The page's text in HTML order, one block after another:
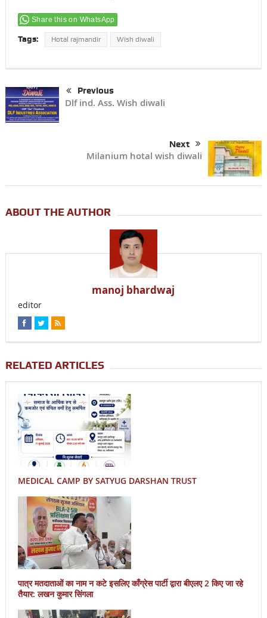
Share this on WhatsApp
Tags: Hotal rajmandir Wish diwali
Previous
Dlf ind. Ass. Wish diwali
Next
Milanium hotal wish diwali
ABOUT THE AUTHOR
manoj bhardwaj
editor
RELATED ARTICLES
MEDICAL CAMP BY SATYUG DARSHAN TRUST
पात्र मतदाताओं का नाम न कटे इसलिए काँग्रेस पार्टी द्वारा बीएलए 2 किए जा रहे
तैयार: लखन कुमार सिंगला